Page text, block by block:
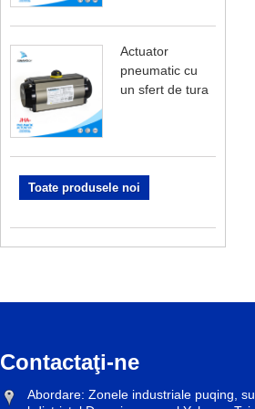
Actuator
pneumatic cu
un sfert de tura
Toate produsele noi
Contactaţi-ne
Abordare: Zonele industriale puqing, su